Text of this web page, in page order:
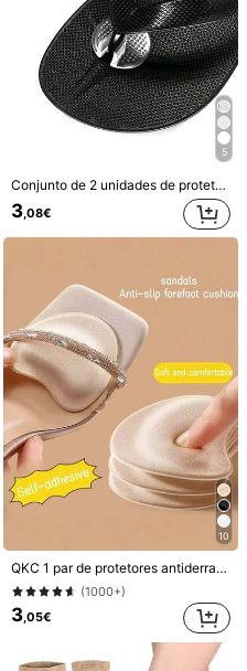
6
1-5 Pares de Almofadas para Antepé de Sapatos de Salto Alto em Pele, Macias e Absorventes, Invisíveis, Antiderrapantes e Autocolantes, Unissexo
Clientes recorrentes com alta taxa
5
Conjunto de 2 unidades de protetores de antepé para sandálias de dedo, modelo novo para o verão. Confortáveis, laváveis e com amortecimento, feitos de silicone. Ideais para sandálias, sapatos e sapatos de salto alto.
3,08€
10
QKC 1 par de protetores antiderrapantes para salto alto de verão, feitos de material esponjoso para absorção de suor e conforto de amortecimento, adequados para mulheres com pés suados, material de volta às aulas, botas, acessórios para calçados femininos, para atividades ao ar livre, esportes, viagens, casa, escritório, escola
(1000+)
3,05€